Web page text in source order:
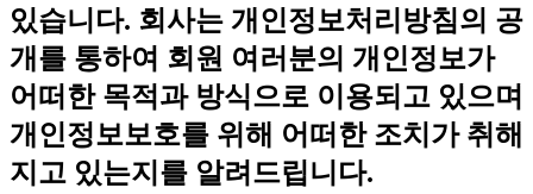
있습니다. 회사는 개인정보처리방침의 공
개를 통하여 회원 여러분의 개인정보가
어떠한 목적과 방식으로 이용되고 있으며
개인정보보호를 위해 어떠한 조치가 취해
지고 있는지를 알려드립니다.